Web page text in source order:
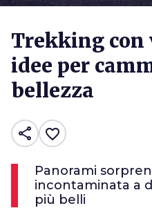
Trekking con
idee per
bellezza
share favorite_border
Panorami
incontaminata a
più belli